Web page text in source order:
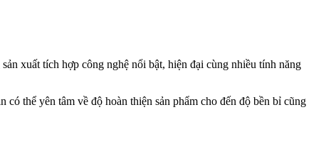
xuất tích hợp công nghệ nổi bật, hiện đại cùng nhiều tính năng
thể yên tâm về độ hoàn thiện sản phẩm cho đến độ bền bỉ cũng